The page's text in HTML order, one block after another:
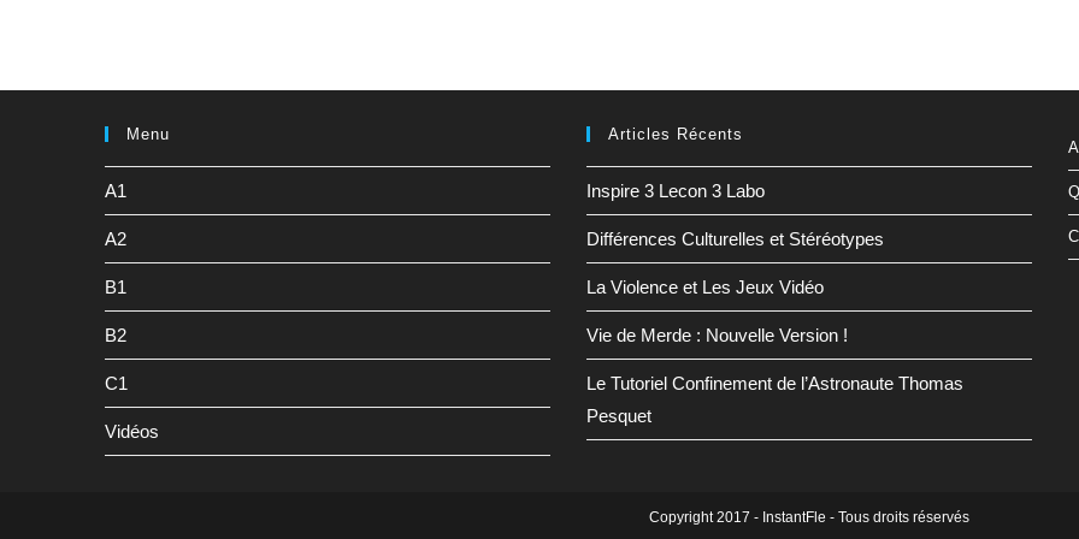
Menu
A1
A2
B1
B2
C1
Vidéos
Articles Récents
Inspire 3 Lecon 3 Labo
Différences Culturelles et Stéréotypes
La Violence et Les Jeux Vidéo
Vie de Merde : Nouvelle Version !
Le Tutoriel Confinement de l’Astronaute Thomas
Pesquet
Copyright 2017 - InstantFle - Tous droits réservés